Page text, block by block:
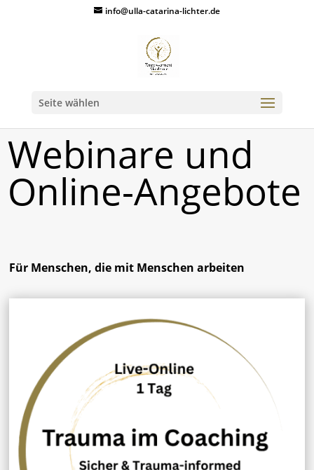
info@ulla-catarina-lichter.de
Seite wählen
Webinare und
Online-Angebote
Für Menschen, die mit Menschen arbeiten